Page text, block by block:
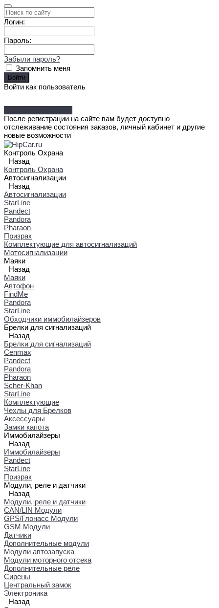
Логин:
Пароль:
Забыли пароль?
Запомнить меня
Войти как пользователь
После регистрации на сайте вам будет доступно
отслеживание состояния заказов, личный кабинет и другие
новые возможности
Контроль Охрана
Назад
Контроль Охрана
Автосигнализации
Назад
Автосигнализации
StarLine
Pandect
Pandora
Pharaon
Призрак
Комплектующие для автосигнализаций
Мотосигнализации
Маяки
Назад
Маяки
Автофон
FindMe
Pandora
StarLine
Обходчики иммобилайзеров
Брелки для сигнализаций
Назад
Брелки для сигнализаций
Cenmax
Pandect
Pandora
Pharaon
Scher-Khan
StarLine
Комплектующие
Чехлы для Брелков
Аксессуары
Замки капота
Иммобилайзеры
Назад
Иммобилайзеры
Pandect
StarLine
Призрак
Модули, реле и датчики
Назад
Модули, реле и датчики
CAN/LIN Модули
GPS/Глонасс Модули
GSM Модули
Датчики
Дополнительные модули
Модули автозапуска
Модули моторного отсека
Дополнительные реле
Сирены
Центральный замок
Электроника
Назад